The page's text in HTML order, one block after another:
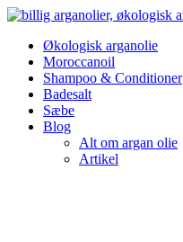
Videre
indholdØkologisk arganolie
Moroccanoil
Shampoo & Conditioner
Badesalt
Sæbe
Blog
Alt om argan olie
Artikel